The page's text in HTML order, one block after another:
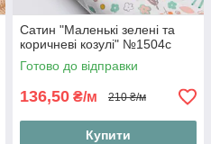
Сатин "Маленькі зелені та
коричневі козулі" №1504с
Готово до відправки
136,50 ₴/м 210 ₴/м
Купити